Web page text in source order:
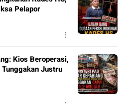
Pelapor
Kios Beroperasi,
Justru